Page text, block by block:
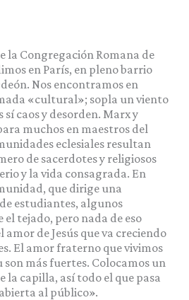
la Congregación Romana de
en París, en pleno barrio
Nos encontramos en
«cultural»; sopla un viento
caos y desorden. Marx y
muchos en maestros del
eclesiales resultan
de sacerdotes y religiosos
y la vida consagrada. En
que dirige una
estudiantes, algunos
el tejado, pero nada de eso
de Jesús que va creciendo
El amor fraterno que vivimos
más fuertes. Colocamos un
la capilla, así todo el que pasa
al público».